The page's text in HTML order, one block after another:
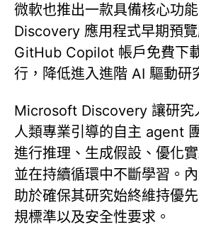
微軟也推出一款具備核心功
Discovery 應用程式早期預
GitHub Copilot 帳戶免費下
行，降低進入進階 AI 驅動研
Microsoft Discovery 讓研究
人類專業引導的自主 agent
進行推理、生成假設、優化
並在持續循環中不斷學習。
助於確保其研究始終維持優
規標準以及安全性要求。